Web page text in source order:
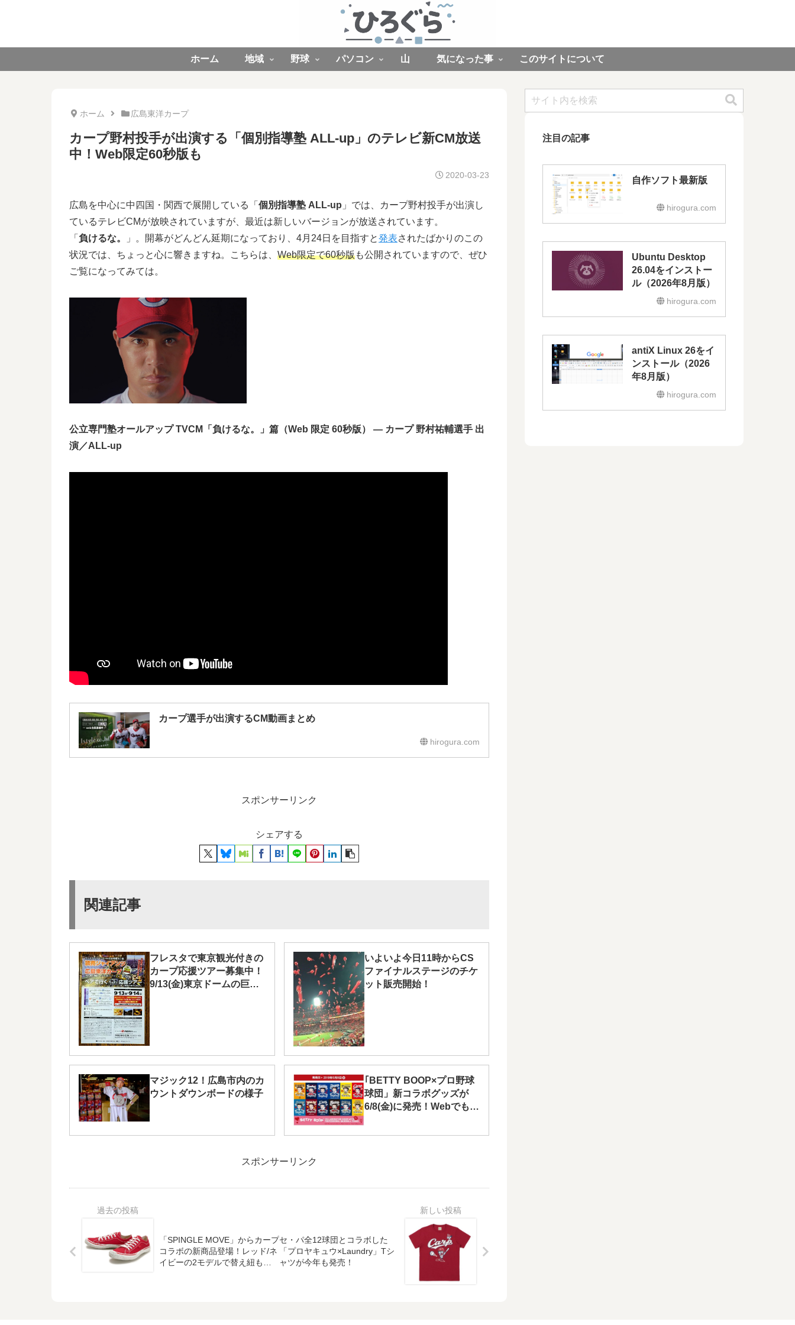
ホーム 地域 野球 パソコン 山 気になった事 このサイトについて
ホーム 広島東洋カープ
カープ野村投手が出演する「個別指導塾 ALL-up」のテレビ新CM放送
中！Web限定60秒版も
2020-03-23
広島を中心に中四国・関西で展開している「 個別指導塾 ALL-up 」では、カープ野村投手が出演し
ているテレビCMが放映されていますが、最近は新しいバージョンが放送されています。
「 負けるな。 」。開幕がどんどん延期になっており、4月24日を目指すと発表されたばかりのこの
状況では、ちょっと心に響きますね。こちらは、 Web限定で60秒版も公開されていますので、ぜひ
ご覧になってみては。
公立専門塾オールアップ TVCM「負けるな。」篇（Web 限定 60秒版） — カープ 野村祐輔選手 出
演／ALL-up
カープ選手が出演するCM動画まとめ
hirogura.com
スポンサーリンク
シェアする
関連記事
フレスタで東京観光付きの
カープ応援ツアー募集中！
9/13(金)東京ドームの巨人
いよいよ今日11時からCS
ファイナルステージのチケ
ット販売開始！
マジック12！広島市内のカ
ウントダウンボードの様子
｢BETTY BOOP×プロ野球
球団」新コラボグッズが
6/8(金)に発売！Webでも購
スポンサーリンク
「SPINGLE MOVE」からカープ
コラボの新商品登場！レッド/ネ
イビーの2モデルで替え紐も付
セ・パ全12球団とコラボした
「プロヤキュウ×Laundry」Tシ
ャツが今年も発売！
注目の記事
自作ソフト最新版
hirogura.com
Ubuntu Desktop
26.04をインストー
ル（2026年8月版）
hirogura.com
antiX Linux 26をイ
ンストール（2026
年8月版）
hirogura.com